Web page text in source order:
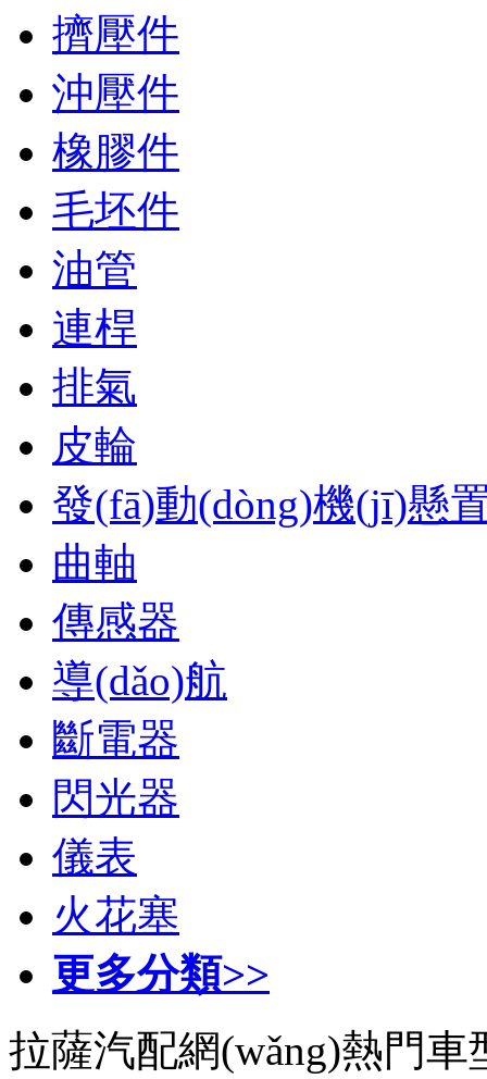
擠壓件
沖壓件
橡膠件
毛坯件
油管
連桿
排氣
皮輪
發(fā)動(dòng)機(jī)懸
曲軸
傳感器
導(dǎo)航
斷電器
閃光器
儀表
火花塞
更多分類>>
拉薩汽配網(wǎng)熱門